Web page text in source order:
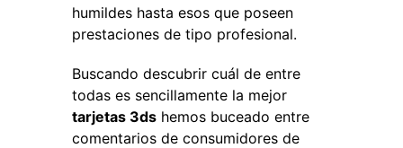
humildes hasta esos que poseen
prestaciones de tipo profesional.
Buscando descubrir cuál de entre
todas es sencillamente la mejor
tarjetas 3ds hemos buceado entre
comentarios de consumidores de